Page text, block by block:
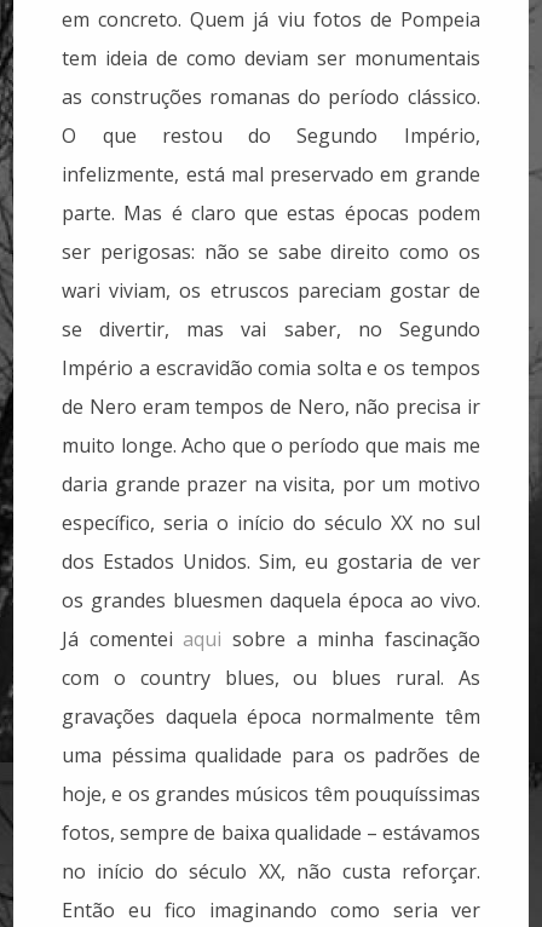
em concreto. Quem já viu fotos de Pompeia
tem ideia de como deviam ser monumentais
as construções romanas do período clássico.
O que restou do Segundo Império,
infelizmente, está mal preservado em grande
parte. Mas é claro que estas épocas podem
ser perigosas: não se sabe direito como os
wari viviam, os etruscos pareciam gostar de
se divertir, mas vai saber, no Segundo
Império a escravidão comia solta e os tempos
de Nero eram tempos de Nero, não precisa ir
muito longe. Acho que o período que mais me
daria grande prazer na visita, por um motivo
específico, seria o início do século XX no sul
dos Estados Unidos. Sim, eu gostaria de ver
os grandes bluesmen daquela época ao vivo.
Já comenteiaqui sobre a minha fascinação
com o country blues, ou blues rural. As
gravações daquela época normalmente têm
uma péssima qualidade para os padrões de
hoje, e os grandes músicos têm pouquíssimas
fotos, sempre de baixa qualidade – estávamos
no início do século XX, não custa reforçar.
Então eu fico imaginando como seria ver